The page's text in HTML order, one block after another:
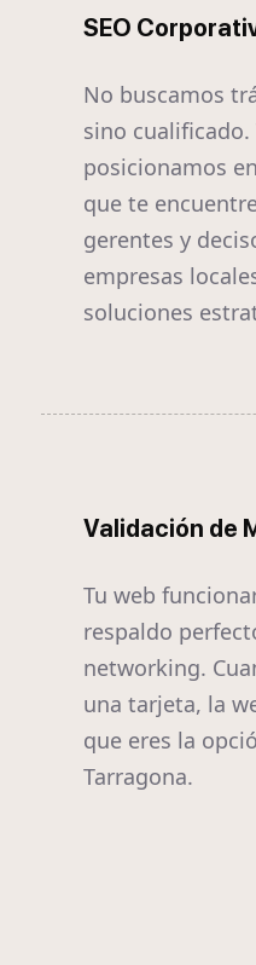
SEO
No buscamos
sino cualificado.
posicionamos
que te
gerentes y
empresas
soluciones
Validación de
Tu web
respaldo
networking.
una tarjeta, la
que eres la
Tarragona.